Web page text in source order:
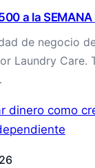
a la
de negocio
Laundry Care.